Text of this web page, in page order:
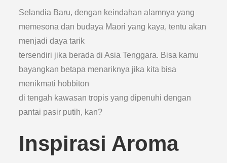
Selandia Baru, dengan keindahan alamnya yang
memesona dan budaya Maori yang kaya, tentu akan
menjadi daya tarik
tersendiri jika berada di Asia Tenggara. Bisa kamu
bayangkan betapa menariknya jika kita bisa
menikmati hobbiton
di tengah kawasan tropis yang dipenuhi dengan
pantai pasir putih, kan?
Inspirasi Aroma